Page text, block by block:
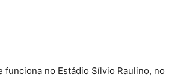
funciona no Estádio Sílvio Raulino, no